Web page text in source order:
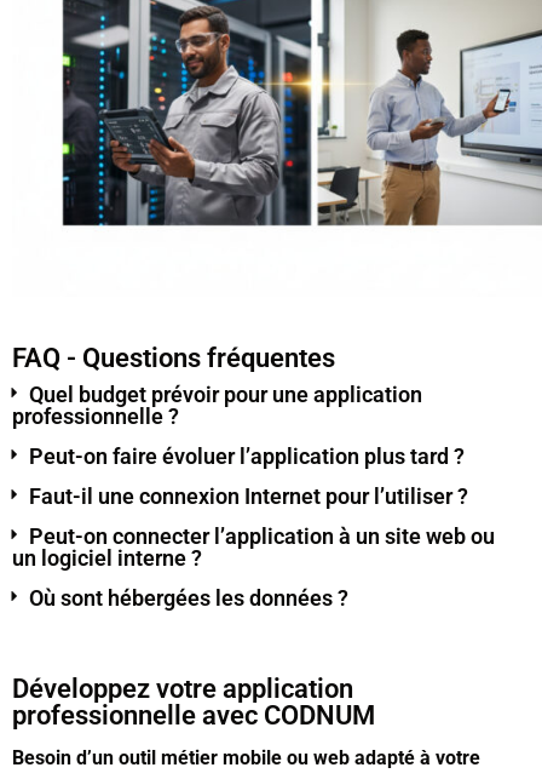
FAQ - Questions fréquentes
Quel budget prévoir pour une application
professionnelle ?
Peut-on faire évoluer l’application plus tard ?
Faut-il une connexion Internet pour l’utiliser ?
Peut-on connecter l’application à un site web ou
un logiciel interne ?
Où sont hébergées les données ?
Développez votre application
professionnelle avec CODNUM
Besoin d’un outil métier mobile ou web adapté à votre